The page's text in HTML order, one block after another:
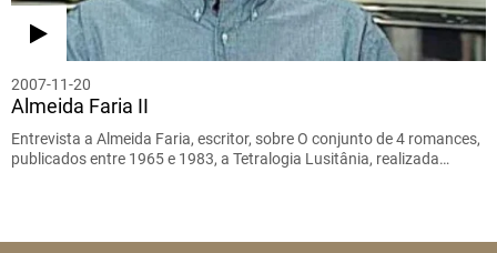
2007-11-20
Almeida Faria II
Entrevista a Almeida Faria, escritor, sobre O conjunto de 4 romances,
publicados entre 1965 e 1983, a Tetralogia Lusitânia, realizada…